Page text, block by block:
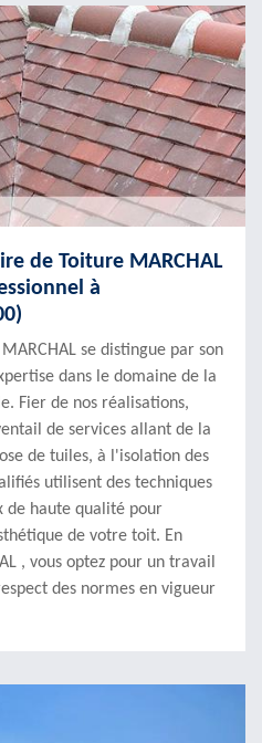
de Toiture MARCHAL
à
se distingue par son
dans le domaine de la
Fier de nos réalisations,
de services allant de la
de tuiles, à l'isolation des
utilisent des techniques
de haute qualité pour
de votre toit. En
, vous optez pour un travail
des normes en vigueur